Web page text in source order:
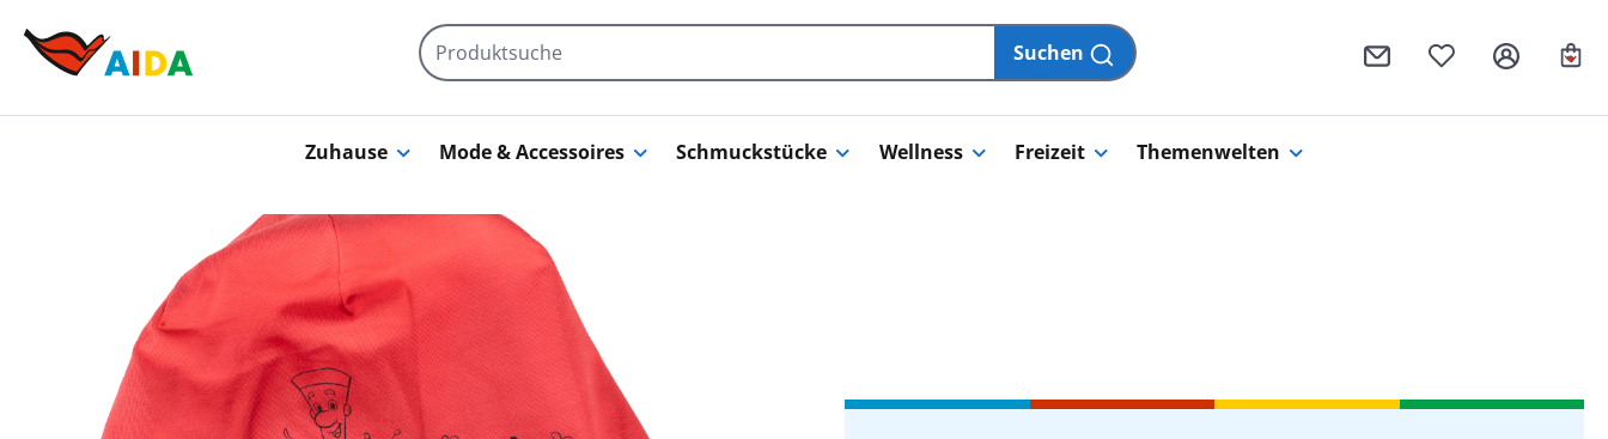
Suchen
Zuhause Mode & Accessoires Schmuckstücke Wellness Freizeit Themenwelten
Bildergalerie überspringen